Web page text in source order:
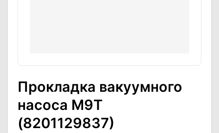
Прокладка вакуумного
насоса M9T
(8201129837)